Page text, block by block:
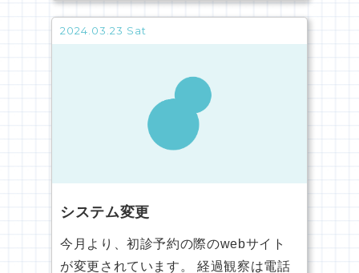
2024.03.23 Sat
システム変更
今月より、初診予約の際のwebサイト
が変更されています。 経過観察は電話